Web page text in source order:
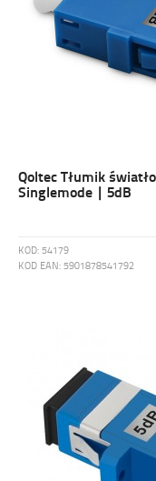
Qoltec Tłumik
Singlemode | 5dB
KOD: 54179
KOD EAN: 5901878541792